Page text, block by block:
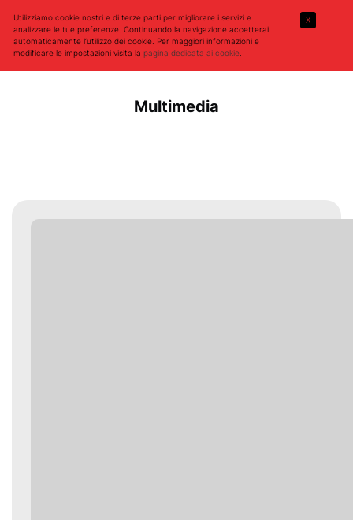
Multimedia
Utilizziamo cookie nostri e di terze parti per migliorare i servizi e
analizzare le tue preferenze. Continuando la navigazione accetterai
automaticamente l’utilizzo dei cookie. Per maggiori informazioni e
modificare le impostazioni visita lapagina dedicata ai cookie
X